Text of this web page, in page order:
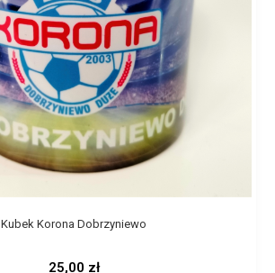
Kubek Korona Dobrzyniewo
25,00 zł